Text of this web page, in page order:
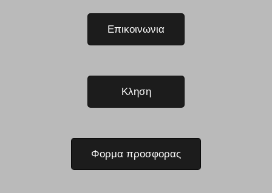
Επικοινωνια
Κληση
Φορμα προσφορας